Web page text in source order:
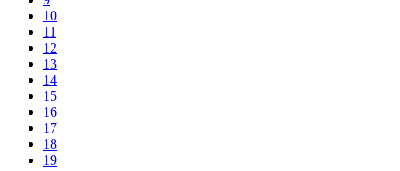
10
11
12
13
14
15
16
17
18
19